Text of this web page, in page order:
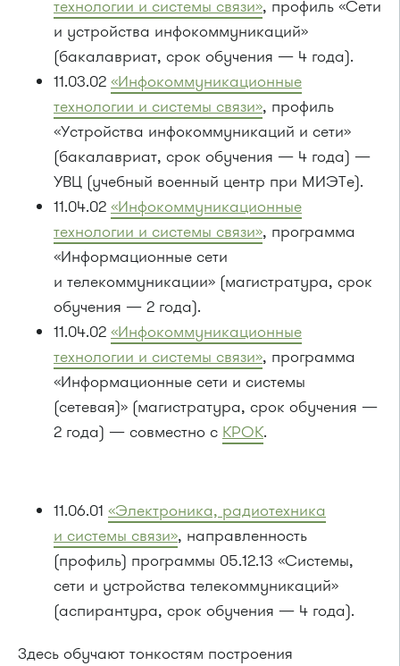
технологии и системы связи», профиль «Сети
и устройства инфокоммуникаций»
(бакалавриат, срок обучения — 4 года).
11.03.02 «Инфокоммуникационные
технологии и системы связи», профиль
«Устройства инфокоммуникаций и сети»
(бакалавриат, срок обучения — 4 года) —
УВЦ (учебный военный центр при МИЭТе).
11.04.02 «Инфокоммуникационные
технологии и системы связи», программа
«Информационные сети
и телекоммуникации» (магистратура, срок
обучения — 2 года).
11.04.02 «Инфокоммуникационные
технологии и системы связи», программа
«Информационные сети и системы
(сетевая)» (магистратура, срок обучения —
2 года) — совместно с КРОК.
11.06.01 «Электроника, радиотехника
и системы связи», направленность
(профиль) программы 05.12.13 «Системы,
сети и устройства телекоммуникаций»
(аспирантура, срок обучения — 4 года).
Здесь обучают тонкостям построения